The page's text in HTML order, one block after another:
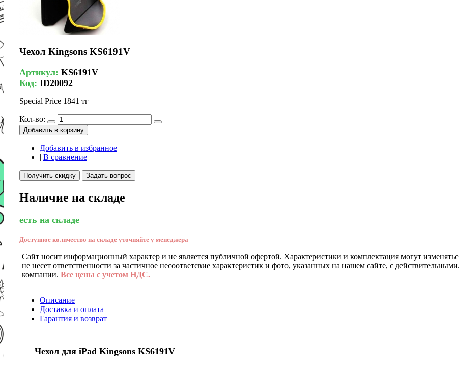
Чехол Kingsons KS6191V
Артикул: KS6191V
Код: ID20092
Special Price 1841 тг
Кол-во:
Добавить в корзину
Добавить в избранное
| В сравнение
Получить скидку Задать вопрос
Наличие на складе
есть на складе
Доступное количество на складе уточняйте у менеджера
Сайт носит информационный характер и не является публичной офертой. Характеристики и комплектация могут
не несет ответственности за частичное несоответсвие характеристик и фото, указанных на нашем сайте, с
компании. Все цены с учетом НДС.
Описание
Доставка и оплата
Гарантия и возврат
Чехол для iPad Kingsons KS6191V